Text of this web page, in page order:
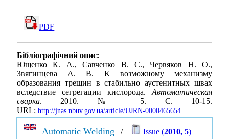
PDF
Бібліографічний опис:
Ющенко К. А., Савченко В. С., Червяков Н. О.,
Звягинцева А. В. К возможному механизму
образования трещин в стабильно аустенитных швах
вследствие сегрегации кислорода.Автоматическая
сварка. 2010. № 5. С. 10-15.
URL: http://jnas.nbuv.gov.ua/article/UJRN-0000465654
Automatic Welding / Issue (2010, 5)